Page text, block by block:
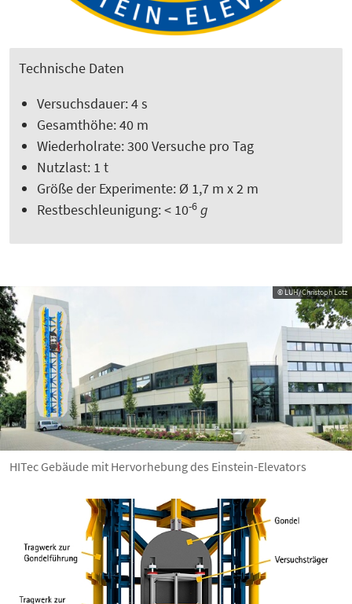
Technische Daten
Versuchsdauer: 4 s
Gesamthöhe: 40 m
Wiederholrate: 300 Versuche pro Tag
Nutzlast: 1 t
Größe der Experimente: Ø 1,7 m x 2 m
Restbeschleunigung: < 10-6 g
© LUH/Christoph Lotz
HITec Gebäude mit Hervorhebung des Einstein-Elevators